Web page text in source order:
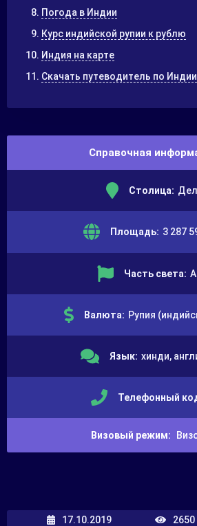
Погода в Индии
Курс индийской рупии к рублю
Индия на карте
Скачать путеводитель по Индии
Справочная
Столица:
Площадь: 3 287
Часть света:
Валюта: Рупия
Язык: хинди,
Телефонный
Визовый режим:
17.10.2019 2650